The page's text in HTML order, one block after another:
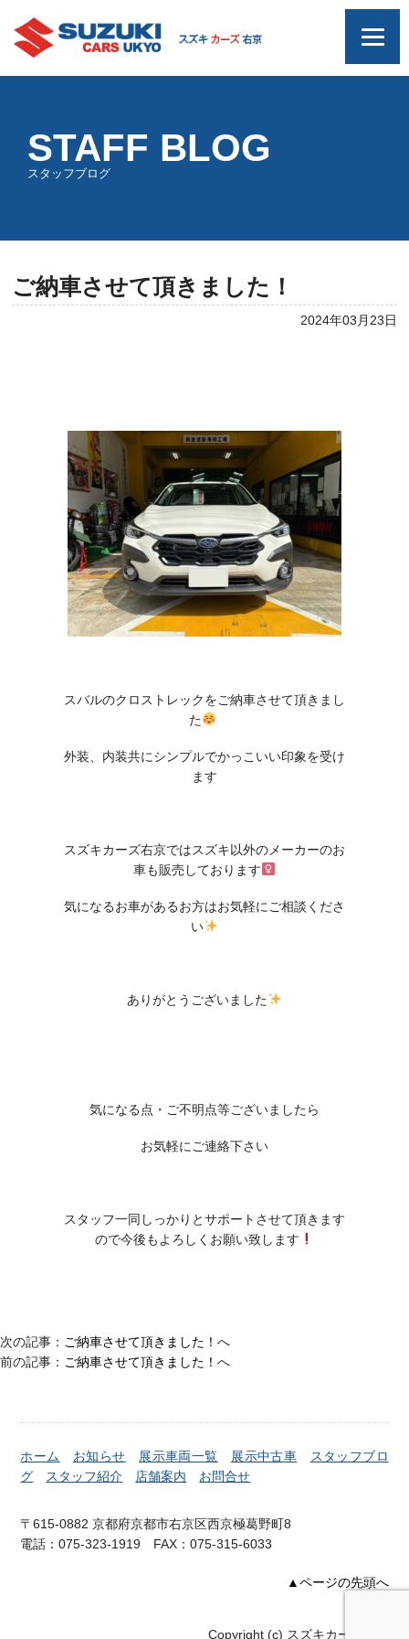
STAFF BLOG
スタッフブログ
ご納車させて頂きました！
2024年03月23日
スバルのクロストレックをご納車させて頂きまし
た
外装、内装共にシンプルでかっこいい印象を受け
ます
スズキカーズ右京ではスズキ以外のメーカーのお
車も販売しております‍
気になるお車があるお方はお気軽にご相談くださ
い
ありがとうございました
気になる点・ご不明点等ございましたら
お気軽にご連絡下さい
スタッフ一同しっかりとサポートさせて頂きます
ので今後もよろしくお願い致します
次の記事： ご納車させて頂きました！ へ
前の記事： ご納車させて頂きました！ へ
ホーム お知らせ 展示車両一覧 展示中古車
スタッフブロ
グ
スタッフ紹介 店舗案内 お問合せ
〒615-0882 京都府京都市右京区西京極葛野町8
電話：075-323-1919 FAX：075-315-6033
▲ページの先頭へ
Copyright (c) スズキカーズ右京